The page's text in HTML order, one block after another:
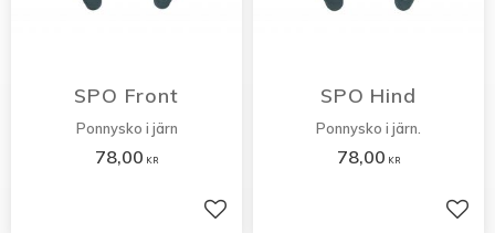
SPO Front
Ponnysko i järn
78,00 KR
Lägg till i favoriter
SPO Hind
Ponnysko i järn.
78,00 KR